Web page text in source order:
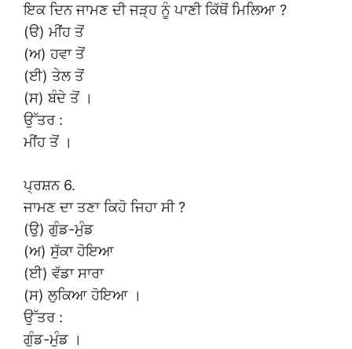
ਇਕ ਦਿਨ ਜਾਮਣ ਦੀ ਜੜ੍ਹ ਨੂੰ ਪਾਣੀ ਕਿੱਥੋਂ ਮਿਲਿਆ ?
(ੳ) ਮੀਂਹ ਤੋਂ
(ਅ) ਹਵਾ ਤੋਂ
(ਈ) ਤੇਲ ਤੋਂ
(ਸ) ਬੰਦੇ ਤੋਂ ।
ਉੱਤਰ :
ਮੀਂਹ ਤੋਂ ।
ਪ੍ਰਸ਼ਨ 6.
ਜਾਮਣ ਦਾ ਤਣਾ ਕਿਹੋ ਜਿਹਾ ਸੀ ?
(ਉ) ਗੁੰਡ-ਮੁੰਡ
(ਅ) ਸੁੱਕਾ ਹੋਇਆ
(ਈ) ਵੱਡਾ ਸਾਰਾ
(ਸ) ਲੁਕਿਆ ਹੋਇਆ ।
ਉੱਤਰ :
ਗੁੰਡ-ਮੁੰਡ ।